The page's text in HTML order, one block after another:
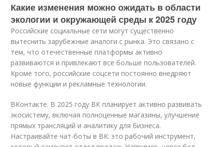
Какие изменения можно ожидать в области
экологии и окружающей среды к 2025 году
Российские социальные сети могут существенно
вытеснить зарубежные аналоги с рынка. Это связано с
тем, что отечественные платформы активно
развиваются и привлекают все больше пользователей.
Кроме того, российские соцсети постоянно внедряют
новые функции и рекламные технологии.
ВКонтакте. В 2025 году ВК планирует активно развивать
экосистему, включая полноценные магазины, улучшение
прямых трансляций и аналитику для бизнеса.
Настраивайте чат-боты в ВК: это рабочий инструмент,